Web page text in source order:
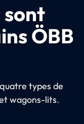
sont
ÖBB
types de
wagons-lits.